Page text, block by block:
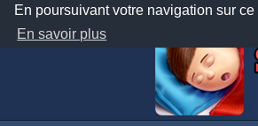
En poursuivant votre navigation sur
En savoir plus